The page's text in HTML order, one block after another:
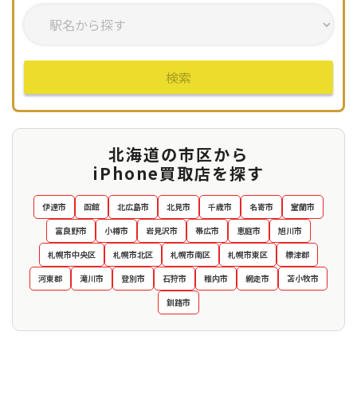
検索
北海道の市区から
iPhone買取店を探す
伊達市 函館 北広島市 北見市 千歳市 名寄市
室蘭市
富良野市
小樽市 岩見沢市 帯広市 恵庭市
旭川市
札幌市中央区
札幌市北区 札幌市南区 札幌市東区
標津郡
河東郡
滝川市 登別市 石狩市 稚内市 網走市
苫小牧市
釧路市